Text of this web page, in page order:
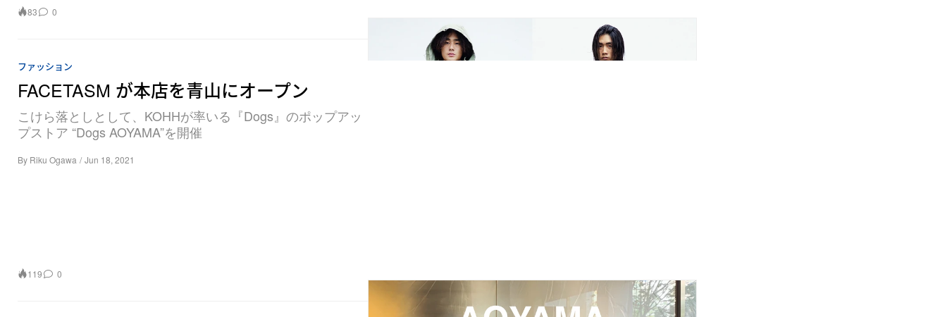
83 0
ファッション
FACETASM が本店を青山にオープン
こけら落としとして、KOHHが率いる『Dogs』のポップアッ
プストア “Dogs AOYAMA”を開催
By Riku Ogawa / Jun 18, 2021
119 0